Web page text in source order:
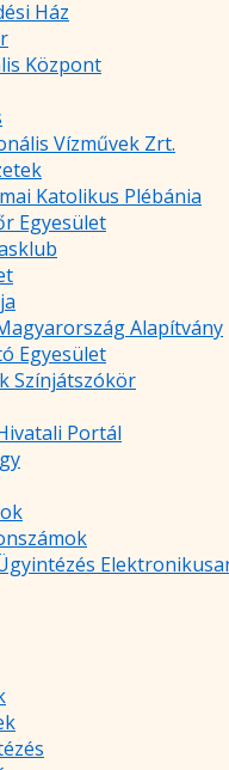
Ház
Központ
Vízművek Zrt.
Katolikus Plébánia
Egyesület
Alapítvány
Egyesület
Színjátszókör
Portál